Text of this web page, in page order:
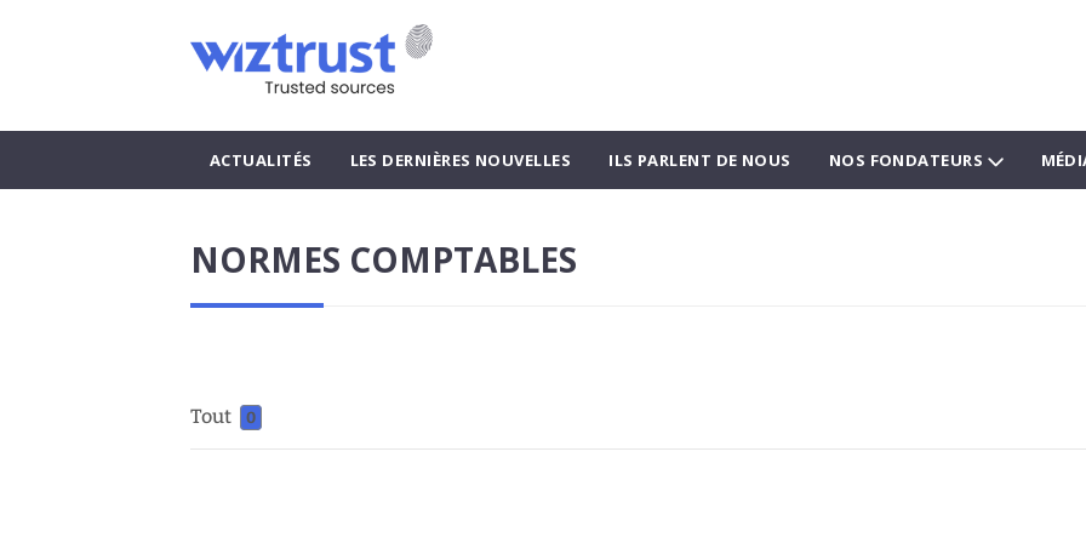
ACTUALITÉS LES DERNIÈRES NOUVELLES ILS PARLENT DE NOUS NOS FONDATEURS
NORMES COMPTABLES
Tout 0